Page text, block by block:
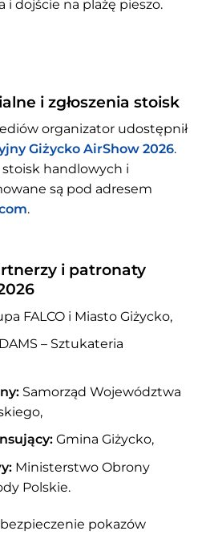
dojście na plażę pieszo.
i zgłoszenia stoisk
organizator udostępnił
Giżycko AirShow 2026.
stoisk handlowych i
są pod adresem
.
i patronaty
FALCO i Miasto Giżycko,
– Sztukateria
Samorząd Województwa
Gmina Giżycko,
Ministerstwo Obrony
Polskie.
pokazów